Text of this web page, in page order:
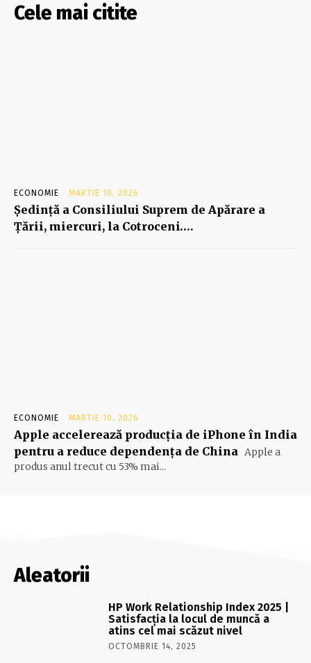
Cele mai citite
ECONOMIE MARTIE 10, 2026
Şedinţă a Consiliului Suprem de Apărare a
Ţării, miercuri, la Cotroceni….
ECONOMIE MARTIE 10, 2026
Apple accelerează producția de iPhone în India
pentru a reduce dependența de China Apple a
produs anul trecut cu 53% mai...
Aleatorii
HP Work Relationship Index 2025 |
Satisfacția la locul de muncă a
atins cel mai scăzut nivel
OCTOMBRIE 14, 2025